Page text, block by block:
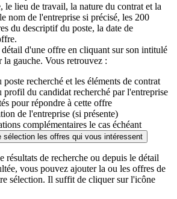
le lieu de travail, la nature du contrat et la
nom de l'entreprise si précisé, les 200
du descriptif du poste, la date de
détail d'une offre en cliquant sur son intitulé
la gauche. Vous retrouvez :
poste recherché et les éléments de contrat
profil du candidat recherché par l'entreprise
pour répondre à cette offre
de l'entreprise (si présente)
complémentaires le cas échéant
sélection les offres qui vous intéressent
résultats de recherche ou depuis le détail
vous pouvez ajouter la ou les offres de
sélection. Il suffit de cliquer sur l'icône